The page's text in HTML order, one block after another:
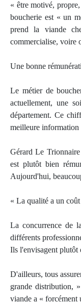
« être motivé,
boucherie est « un
prend la viande
commercialise, voire
Une bonne
Le métier de
actuellement, une
département. Ce
meilleure information
Gérard Le
est plutôt bien
Aujourd'hui,
« La qualité a un coût
La concurrence de
différents
Ils l'envisagent plutôt
D'ailleurs, tous
grande distribution,
viande a « forcément